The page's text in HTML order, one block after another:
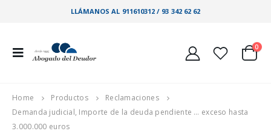
LLÁMANOS AL 911610312 / 93 342 62 62
0
Home Productos
Reclamaciones
Demanda judicial, Importe de la deuda pendiente … exceso hasta
3.000.000 euros